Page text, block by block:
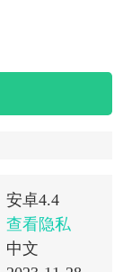
安卓4.4
查看隐私
中文